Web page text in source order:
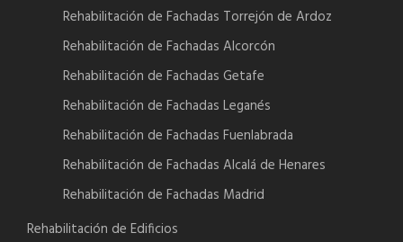
Rehabilitación de Fachadas Torrejón de Ardoz
Rehabilitación de Fachadas Alcorcón
Rehabilitación de Fachadas Getafe
Rehabilitación de Fachadas Leganés
Rehabilitación de Fachadas Fuenlabrada
Rehabilitación de Fachadas Alcalá de Henares
Rehabilitación de Fachadas Madrid
Rehabilitación de Edificios